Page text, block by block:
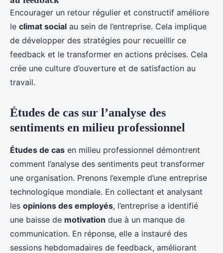
Encourager un retour régulier et constructif améliore
le climat social au sein de l’entreprise. Cela implique
de développer des stratégies pour recueillir ce
feedback et le transformer en actions précises. Cela
crée une culture d’ouverture et de satisfaction au
travail.
Études de cas sur l’analyse des
sentiments en milieu professionnel
Études de cas en milieu professionnel démontrent
comment l’analyse des sentiments peut transformer
une organisation. Prenons l’exemple d’une entreprise
technologique mondiale. En collectant et analysant
les opinions des employés, l’entreprise a identifié
une baisse de motivation due à un manque de
communication. En réponse, elle a instauré des
sessions hebdomadaires de feedback, améliorant